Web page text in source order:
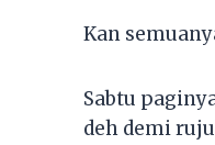
Kan
Sabtu
deh demi